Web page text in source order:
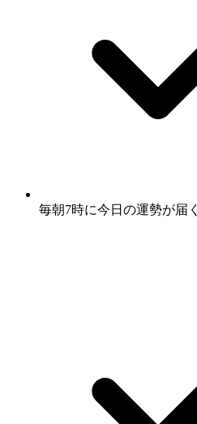
毎朝7時に今日の運勢が届く